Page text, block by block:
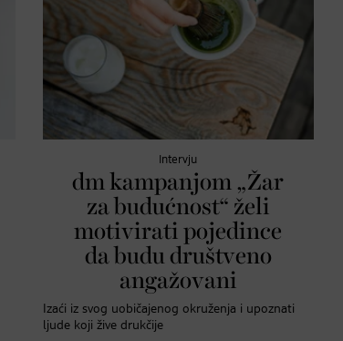
Intervju
dm kampanjom „Žar
za budućnost“ želi
motivirati pojedince
da budu društveno
angažovani
Izaći iz svog uobičajenog okruženja i upoznati
ljude koji žive drukčije